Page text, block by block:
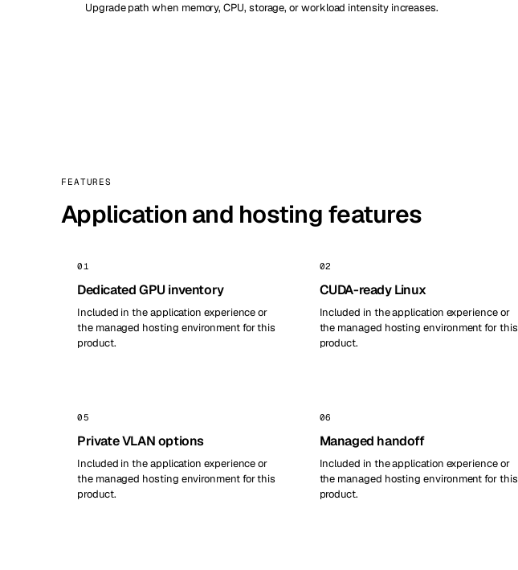
Upgrade path when memory, CPU, storage, or workload intensity increases.
FEATURES
Application and hosting features
01
Dedicated GPU inventory
Included in the application experience or
the managed hosting environment for this
product.
02
CUDA-ready Linux
Included in the application experience or
the managed hosting environment for this
product.
05
Private VLAN options
Included in the application experience or
the managed hosting environment for this
product.
06
Managed handoff
Included in the application experience or
the managed hosting environment for this
product.